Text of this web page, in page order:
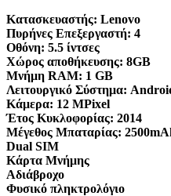
Κατασκευαστής: Lenovo
Πυρήνες Επεξεργαστή: 4
Οθόνη: 5.5 ίντσες
Χώρος αποθήκευσης: 8GB
Μνήμη RAM: 1 GB
Λειτουργικό Σύστημα:
Κάμερα: 12 MPixel
Έτος Κυκλοφορίας: 2014
Μέγεθος Μπαταρίας:
Dual SIM
Κάρτα Μνήμης
Αδιάβροχο
Φυσικό πληκτρολόγιο